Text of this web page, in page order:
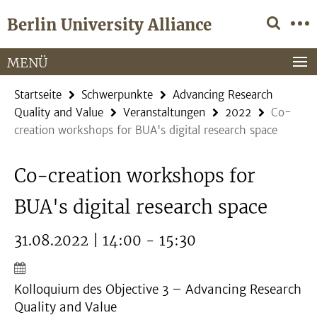
direkt
Inhalt
Berlin University Alliance
Service-
Navigation
MENÜ
Startseite Schwerpunkte
Advancing Research
Quality and Value
Veranstaltungen 2022
Co-
creation workshops for BUA's digital research space
Co-creation workshops for
BUA's digital research space
31.08.2022 | 14:00 - 15:30
Kolloquium des Objective 3 – Advancing Research
Quality and Value